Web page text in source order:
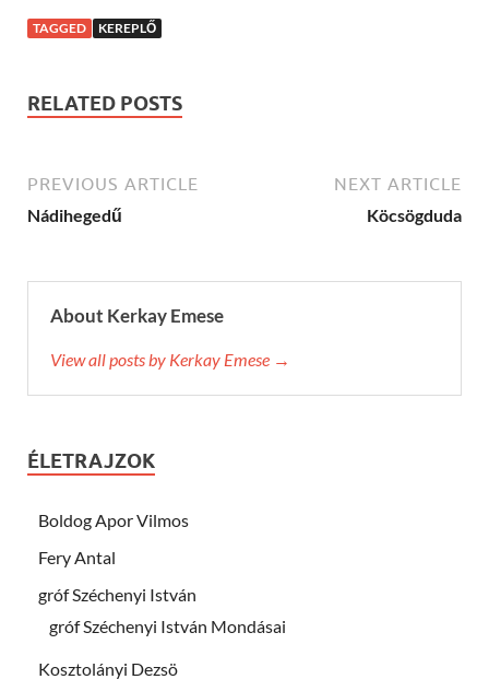
TAGGED KEREPLŐ
RELATED POSTS
PREVIOUS ARTICLE
Nádihegedű
NEXT ARTICLE
Köcsögduda
About Kerkay Emese
View all posts by Kerkay Emese →
ÉLETRAJZOK
Boldog Apor Vilmos
Fery Antal
gróf Széchenyi István
gróf Széchenyi István Mondásai
Kosztolányi Dezsö